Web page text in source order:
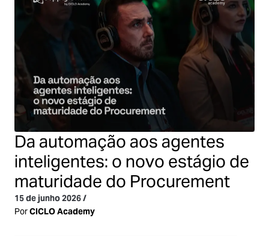
Da automação aos agentes
inteligentes: o novo estágio de
maturidade do Procurement
15 de junho 2026/
PorCICLO Academy